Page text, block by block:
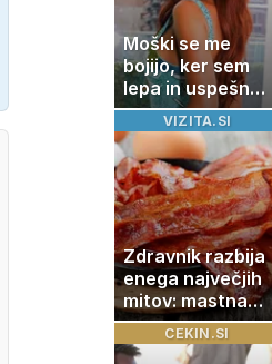
Moški se me
bojijo, ker sem
lepa in uspešna:
Misica razkrila,
zakaj je še
vedno samska
VIZITA.SI
Zdravnik razbija
enega največjih
mitov: mastna
jetra ne
nastanejo
CEKIN.SI